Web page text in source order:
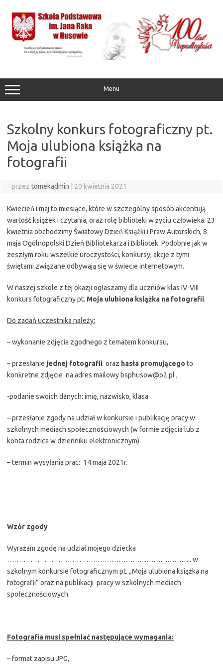
treści
Menu
Szkolny konkurs fotograficzny pt.
Moja ulubiona książka na
fotografii
przez tomekadmin | 20 kwietnia 2021
Kwiecień i maj to miesiące, które w szczególny sposób akcentują
wartość książek i czytania, oraz rolę biblioteki w życiu człowieka. 23
kwietnia obchodzimy Światowy Dzień Książki i Praw Autorskich, 8
maja Ogólnopolski Dzień Bibliotekarza i Bibliotek. Podobnie jak w
zeszłym roku wszelkie uroczystości, konkursy, akcje z tymi
świętami związane odbywają się w świecie internetowym.
W naszej szkole z tej okazji ogłaszamy dla uczniów klas IV-VIII
konkurs fotograficzny pt. Moja ulubiona książka na fotografii.
Do zadań uczestnika należy:
– wykonanie zdjęcia zgodnego z tematem konkursu,
– przesłanie jednej fotografii oraz hasła promującego to
konkretne zdjęcie na adres mailowy bsphusow@o2.pl ,
-podanie swoich danych: imię, nazwisko, klasa
– przesłanie zgody na udział w konkursie i publikację pracy w
szkolnych mediach społecznościowych (w formie zdjęcia lub z
konta rodzica w dzienniku elektronicznym).
– termin wysyłania prac: 14 maja 2021r.
Wzór zgody
Wyrażam zgodę na udział mojego dziecka
…………………………………………………………………….. w
szkolnym konkursie fotograficznym pt. „Moja ulubiona książka na
fotografii” oraz na publikacji pracy w szkolnych mediach
społecznościowych.
Fotografia musi spełniać następujące wymagania:
– format zapisu JPG,